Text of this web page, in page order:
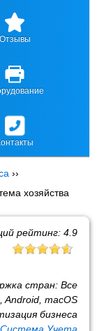
Отзывы
››
хозяйства
рейтинг: 4.9
стран: Все
Android, macOS
бизнеса
Система Учета